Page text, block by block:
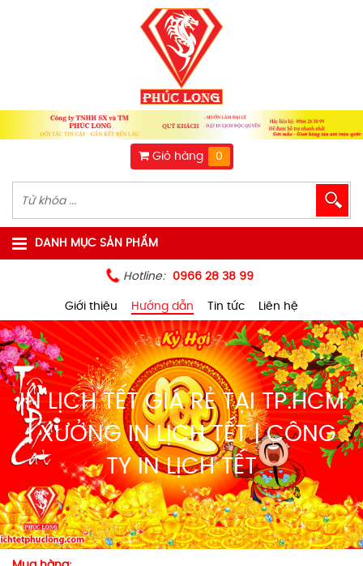
Giỏ hàng 0
DANH MỤC SẢN PHẨM
Hotline: 0966 28 38 99
Giới thiệu
Hướng dẫn Tin tức Liên hệ
IN LỊCH TẾT GIÁ RẺ TẠI TP.HCM
| XƯỞNG IN LỊCH TẾT | CÔNG
TY IN LỊCH TẾT